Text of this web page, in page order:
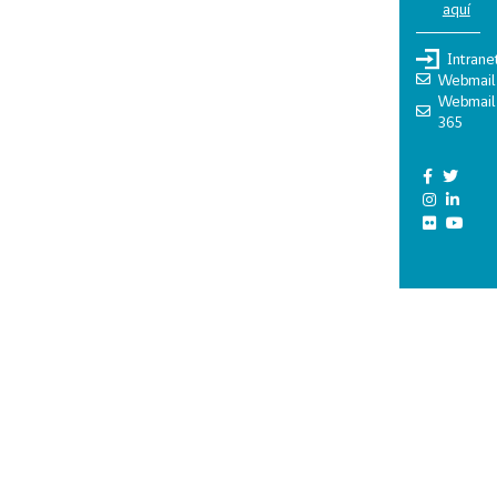
aquí
Webmail
Webmail
365